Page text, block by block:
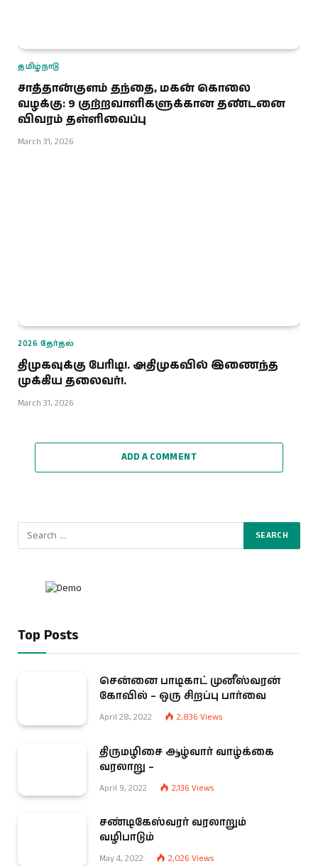
தமிழ்நாடு
சாத்தான்குளம் தந்தை, மகன் கொலை
வழக்கு: 9 குற்றவாளிகளுக்கான தண்டனை
விவரம் தள்ளிவைப்பு
March 31, 2026
2026 தேர்தல்
திமுகவுக்கு பேரிடி!. அதிமுகவில் இணைந்த
முக்கிய தலைவர்!.
March 31, 2026
ADD A COMMENT
Top Posts
சென்னை பாடிகாட் முனீஸ்வரன்
கோவில் – ஒரு சிறப்பு பார்வை
April 28, 2022 2,836 Views
திருமழிசை ஆழ்வார் வாழ்க்கை
வரலாறு –
April 9, 2022 2,136 Views
சண்டிகேஸ்வரர் வரலாறும்
வழிபாடும்
May 4, 2022 2,026 Views